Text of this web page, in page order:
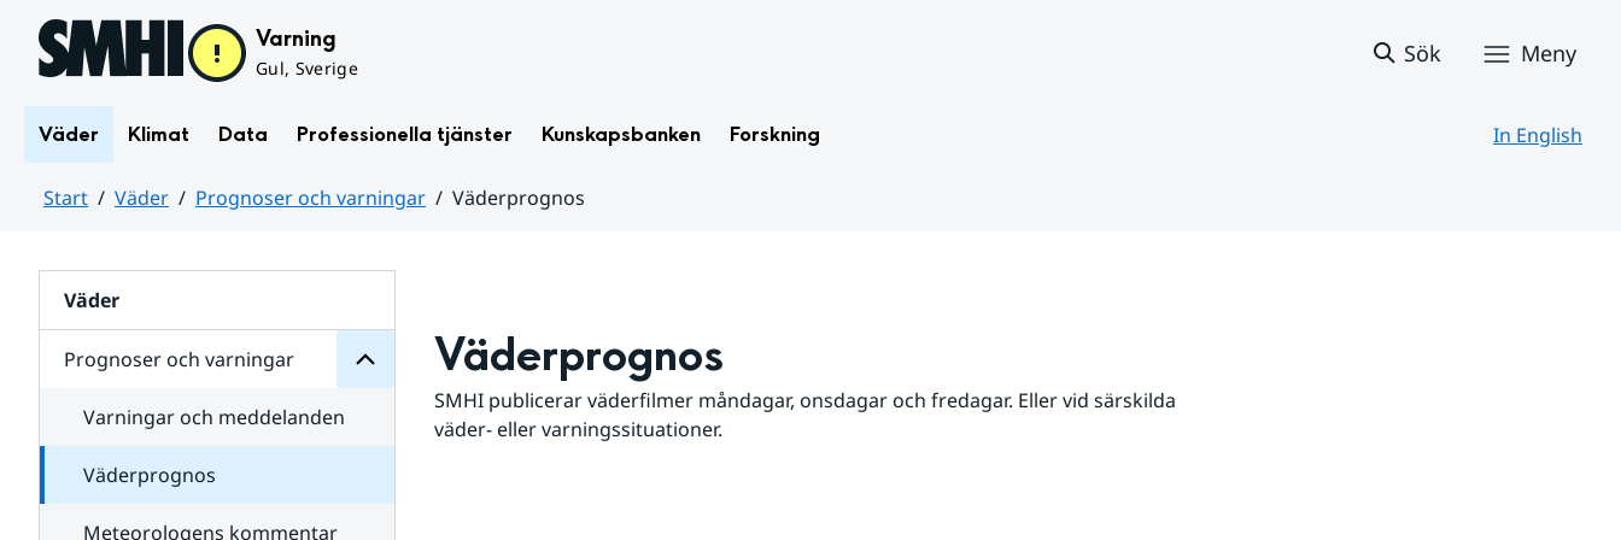
Hoppa till sidans innehåll Varning
Gul, Sverige
Sök Meny
Väder Klimat Data Professionella tjänster Kunskapsbanken Forskning In English
Start Väder Prognoser och varningar
Väderprognos
Väder
Prognoser och varningar
för
varningar
Varningar och meddelanden
Väderprognos
Meteorologens kommentar
Väderprognos
SMHI publicerar väderfilmer måndagar, onsdagar och fredagar. Eller vid särskilda
väder- eller varningssituationer.